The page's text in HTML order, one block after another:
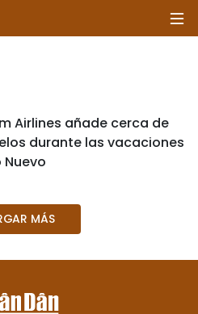
- MEDIO AMBIENTE
- ENTRETENIMIENTO
Airlines añade cerca de
durante las vacaciones
Nuevo
MÁS